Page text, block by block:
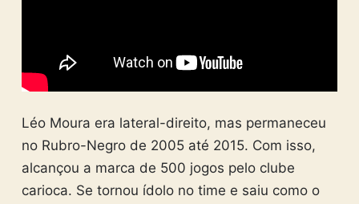
Léo Moura era lateral-direito, mas permaneceu
no Rubro-Negro de 2005 até 2015. Com isso,
alcançou a marca de 500 jogos pelo clube
carioca. Se tornou ídolo no time e saiu como o